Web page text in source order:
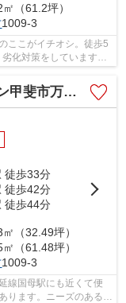
（61.2坪）
1009-3
ここがイチオシ。徒歩5
化対策をしていますの
万才 2号棟
徒歩33分
徒歩42分
徒歩44分
（32.49坪）
（61.48坪）
1009-3
線国母駅にも近くて便
ります。ニーズのあるピ